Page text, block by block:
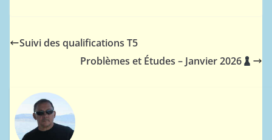
Suivi des qualifications T5
Problèmes et Études – Janvier 2026